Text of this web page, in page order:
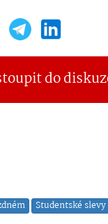
do
Studentské slevy